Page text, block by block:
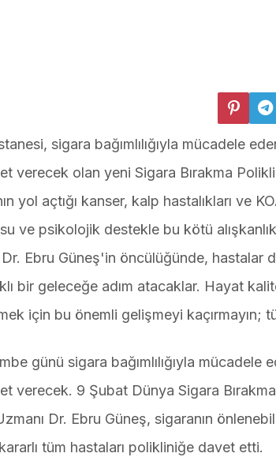
sigara bağımlılığıyla mücadele
verecek olan yeni Sigara Bırakma
yol açtığı kanser, kalp hastalıkları ve
ve psikolojik destekle bu kötü
Dr. Ebru Güneş'in öncülüğünde,
bir geleceğe adım atacaklar. Hayat
için bu önemli gelişmeyi kaçırmayın;
günü sigara bağımlılığıyla mücadele
verecek. 9 Şubat Dünya Sigara
Dr. Ebru Güneş, sigaranın
tüm hastaları polikliniğe davet etti.